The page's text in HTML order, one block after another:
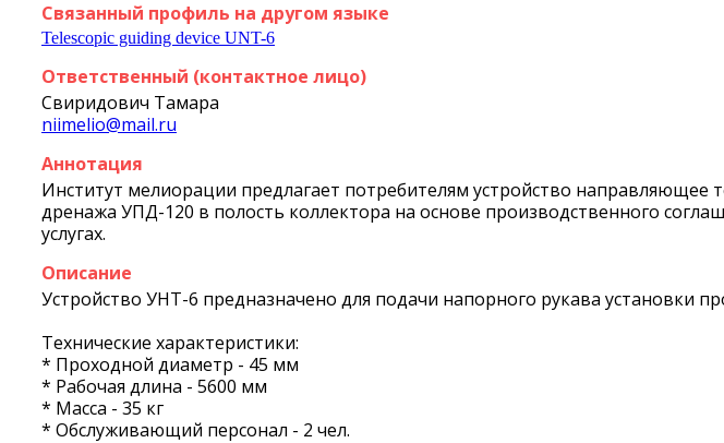
Связанный профиль на другом языке
Telescopic guiding device UNT-6
Ответственный (контактное лицо)
Свиридович Тамара
niimelio@mail.ru
Аннотация
Институт мелиорации предлагает потребителям устройство
дренажа УПД-120 в полость коллектора на основе производственного
услугах.
Описание
Устройство УНТ-6 предназначено для подачи напорного рукава установки
Технические характеристики:
* Проходной диаметр - 45 мм
* Рабочая длина - 5600 мм
* Масса - 35 кг
* Обслуживающий персонал - 2 чел.